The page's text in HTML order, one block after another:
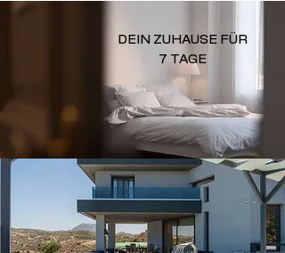
DEIN ZUHAUSE FÜR
7 TAGE